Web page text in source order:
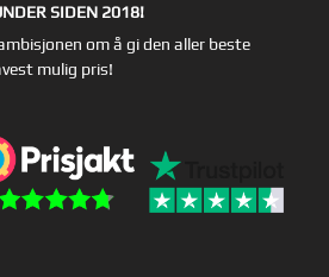
SIDEN 2018!
om å gi den aller beste
mulig pris!